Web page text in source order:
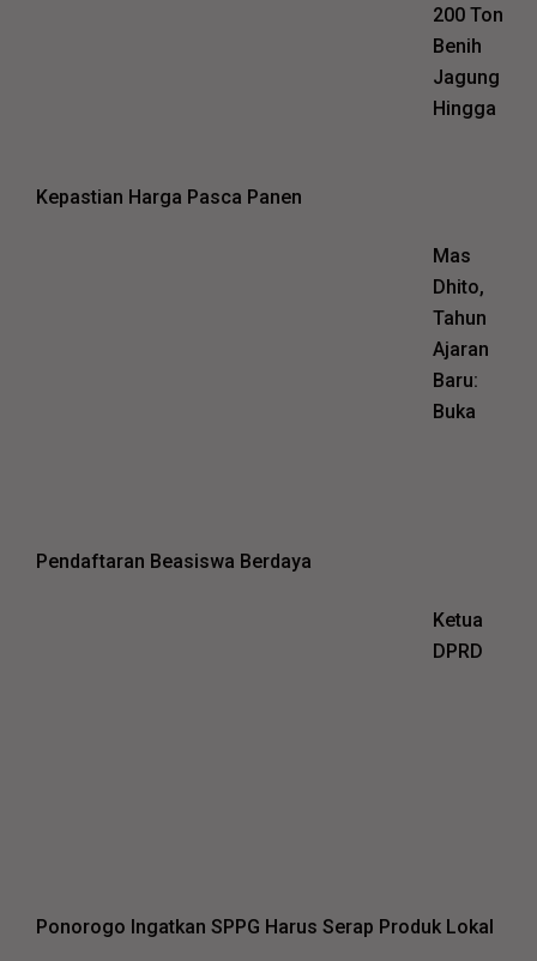
200 Ton
Benih
Jagung
Hingga
Kepastian Harga Pasca Panen
Mas
Dhito,
Tahun
Ajaran
Baru:
Buka
Pendaftaran Beasiswa Berdaya
Ketua
DPRD
Ponorogo Ingatkan SPPG Harus Serap Produk Lokal